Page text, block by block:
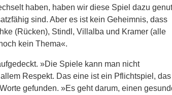
haben, haben wir diese Spiel dazu
sind. Aber es ist kein Geheimnis, dass
(Rücken), Stindl, Villalba und Kramer (alle
kein Thema«.
»Die Spiele kann man nicht
Respekt. Das eine ist ein Pflichtspiel, das
gefunden. »Es geht darum, einen